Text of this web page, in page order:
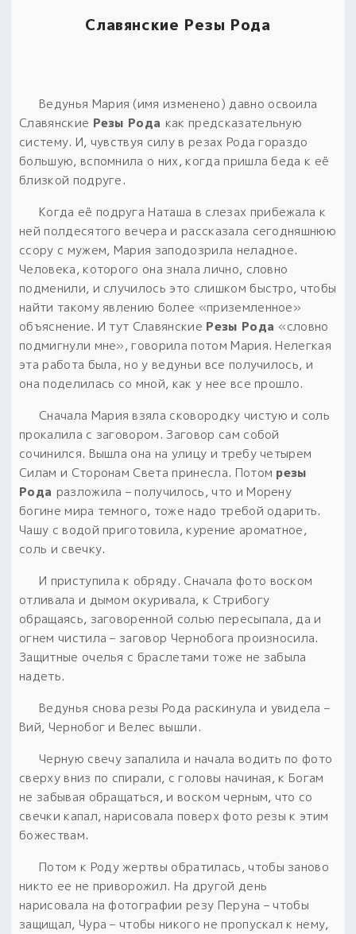
Славянские Резы Рода
Ведунья Мария (имя изменено) давно освоила
Славянские Резы Рода как предсказательную
систему. И, чувствуя силу в резах Рода гораздо
большую, вспомнила о них, когда пришла беда к её
близкой подруге.
Когда её подруга Наташа в слезах прибежала к
ней полдесятого вечера и рассказала сегодняшнюю
ссору с мужем, Мария заподозрила неладное.
Человека, которого она знала лично, словно
подменили, и случилось это слишком быстро, чтобы
найти такому явлению более «приземленное»
объяснение. И тут Славянские Резы Рода «словно
подмигнули мне», говорила потом Мария. Нелегкая
эта работа была, но у ведуньи все получилось, и
она поделилась со мной, как у нее все прошло.
Сначала Мария взяла сковородку чистую и соль
прокалила с заговором. Заговор сам собой
сочинился. Вышла она на улицу и требу четырем
Силам и Сторонам Света принесла. Потом резы
Рода разложила – получилось, что и Морену
богине мира темного, тоже надо требой одарить.
Чашу с водой приготовила, курение ароматное,
соль и свечку.
И приступила к обряду. Сначала фото воском
отливала и дымом окуривала, к Стрибогу
обращаясь, заговоренной солью пересыпала, да и
огнем чистила – заговор Чернобога произносила.
Защитные очелья с браслетами тоже не забыла
надеть.
Ведунья снова резы Рода раскинула и увидела –
Вий, Чернобог и Велес вышли.
Черную свечу запалила и начала водить по фото
сверху вниз по спирали, с головы начиная, к Богам
не забывая обращаться, и воском черным, что со
свечки капал, нарисовала поверх фото резы к этим
божествам.
Потом к Роду жертвы обратилась, чтобы заново
никто ее не приворожил. На другой день
нарисовала на фотографии резу Перуна – чтобы
защищал, Чура – чтобы никого не пропускал к нему,